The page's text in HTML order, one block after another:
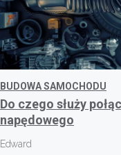
BUDOWA SAMOCHODU
Do czego służy
napędowego
Edward